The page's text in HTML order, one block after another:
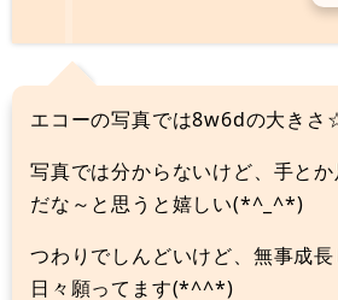
エコーの写真では8w6dの大きさ
写真では分からないけど、手と
だな～と思うと嬉しい(*^_^*)
つわりでしんどいけど、無事成
日々願ってます(*^^*)